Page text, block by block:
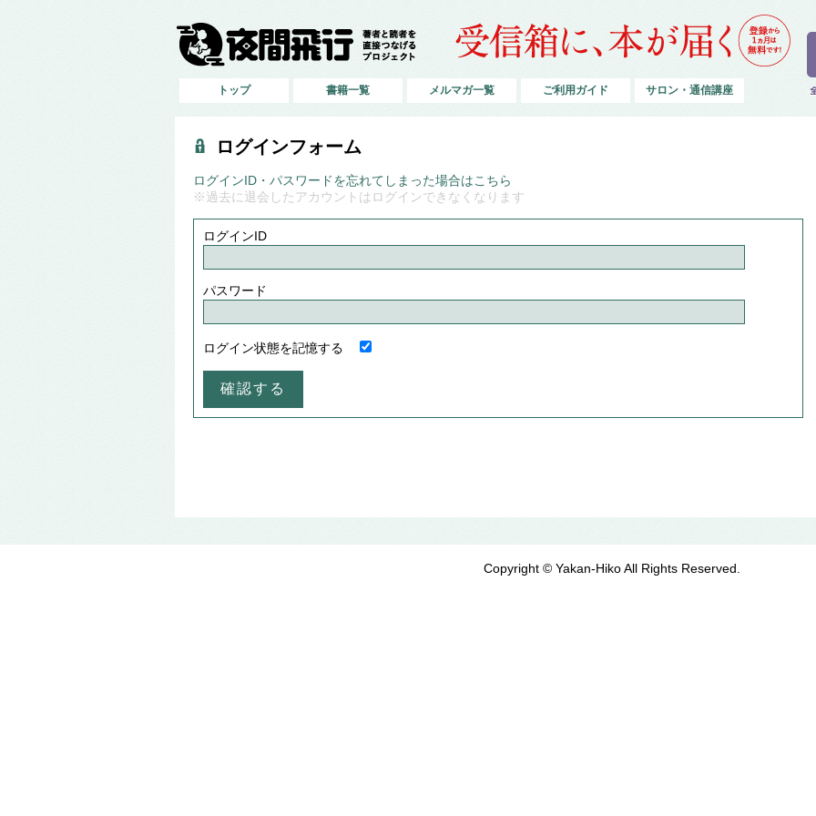
トップ 書籍一覧 メルマガ一覧 ご利用ガイド サロン・通信講座
ログインフォーム
ログインID・パスワードを忘れてしまった場合はこちら
※過去に退会したアカウントはログインできなくなります
ログインID
パスワード
ログイン状態を記憶する
Copyright © Yakan-Hiko All Rights Reserved.